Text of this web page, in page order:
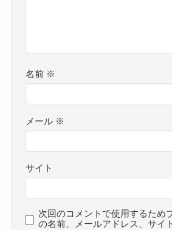
名前 ※
メール ※
サイト
次回のコメントで使用するため
の名前、メールアドレス、サイ